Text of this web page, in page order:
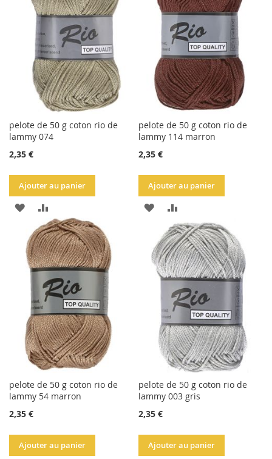
LISTE
D'ACHATS
LISTE
D'ACHATS
pelote de 50 g coton rio de
lammy 074
2,35 €
Ajouter au panier
AJOUTER
LA
LISTE
D'ACHATS
AU
COMPARATEUR
pelote de 50 g coton rio de
lammy 114 marron
2,35 €
Ajouter au panier
AJOUTER
LA
LISTE
D'ACHATS
AU
COMPARATEUR
pelote de 50 g coton rio de
lammy 54 marron
2,35 €
Ajouter au panier
pelote de 50 g coton rio de
lammy 003 gris
2,35 €
Ajouter au panier